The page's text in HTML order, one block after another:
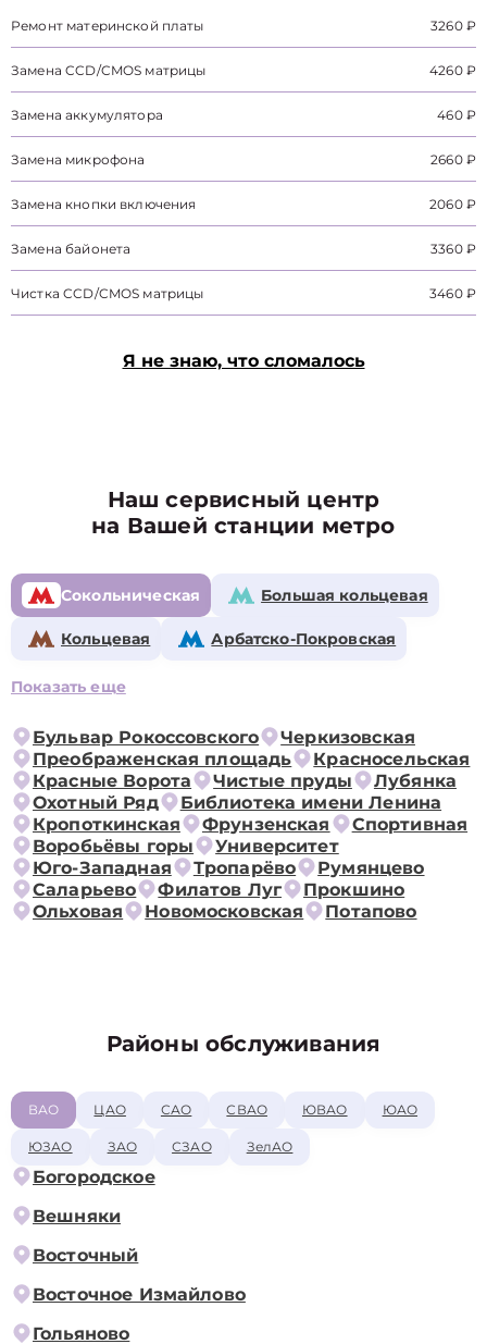
Ремонт материнской платы 3260 ₽
Замена CCD/CMOS матрицы 4260 ₽
Замена аккумулятора 460 ₽
Замена микрофона 2660 ₽
Замена кнопки включения 2060 ₽
Замена байонета 3360 ₽
Чистка CCD/CMOS матрицы 3460 ₽
Я не знаю, что сломалось
Наш сервисный центр
на Вашей станции метро
Сокольническая Большая кольцевая
Кольцевая Арбатско-Покровская
Показать еще
Бульвар Рокоссовского
Черкизовская
Преображенская площадь
Красносельская
Красные Ворота
Чистые пруды
Лубянка
Охотный Ряд
Библиотека имени Ленина
Кропоткинская
Фрунзенская
Спортивная
Воробьёвы горы
Университет
Юго-Западная
Тропарёво
Румянцево
Саларьево
Филатов Луг
Прокшино
Ольховая
Новомосковская Потапово
Районы обслуживания
ВАО ЦАО САО СВАО ЮВАО ЮАО
ЮЗАО ЗАО СЗАО ЗелАО
Богородское
Вешняки
Восточный
Восточное Измайлово
Гольяново